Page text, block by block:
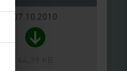
07.10.2010
44,39 KB